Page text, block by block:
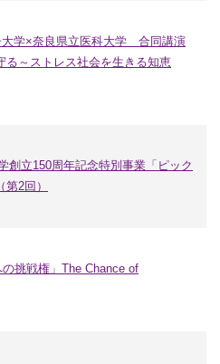
大学×奈良県立医科大学 合同講演
る～ストレス社会を生きる知恵
創立150周年記念特別事業「ピック
2回）
の挑戦権」The Chance of